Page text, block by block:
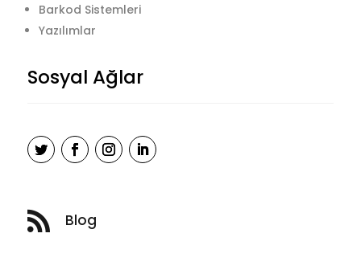
Barkod Sistemleri
Yazılımlar
Sosyal Ağlar
 Blog